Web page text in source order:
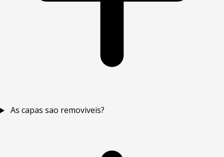
As capas sao removiveis?